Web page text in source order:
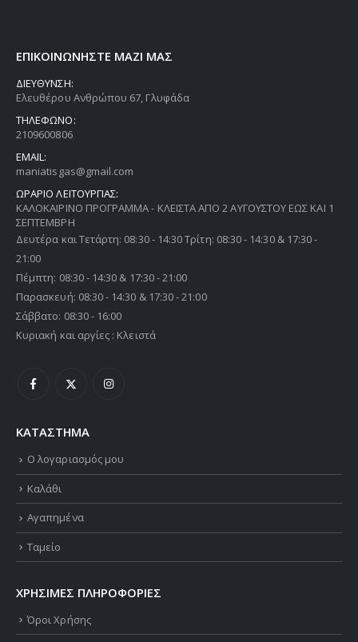
ΕΠΙΚΟΙΝΩΝΗΣΤΕ ΜΑΖΙ ΜΑΣ
ΔΙΕΥΘΥΝΣΗ:
Ελευθέρου Ανθρώπου 67, Γλυφάδα
ΤΗΛΕΦΩΝΟ:
2109600806
EMAIL:
maniatisgas@gmail.com
ΩΡΑΡΙΟ ΛΕΙΤΟΥΡΓΙΑΣ:
ΚΑΛΟΚΑΙΡΙΝΟ ΠΡΟΓΡΑΜΜΑ - ΚΛΕΙΣΤΑ ΑΠΟ 2 ΑΥΓΟΥΣΤΟΥ ΕΩΣ ΚΑΙ 1
ΣΕΠΤΕΜΒΡΗ
Δευτέρα και Τετάρτη: 08:30 - 14:30 Τρίτη: 08:30 - 14:30 & 17:30 -
21:00
Πέμπτη: 08:30 - 14:30 & 17:30 - 21:00
Παρασκευή: 08:30 - 14:30 & 17:30 - 21:00
Σάββατο: 08:30 - 16:00
Κυριακή και αργίες : Κλειστά
ΚΑΤΑΣΤΗΜΑ
Ο λογαριασμός μου
Καλάθι
Αγαπημένα
Ταμείο
ΧΡΗΣΙΜΕΣ ΠΛΗΡΟΦΟΡΙΕΣ
Όροι Χρήσης